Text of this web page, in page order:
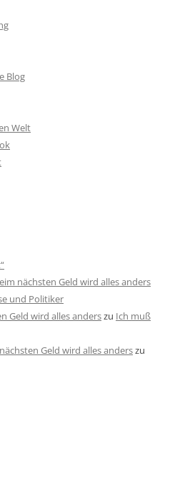
Blog
Welt
nächsten Geld wird alles anders
und Politiker
Geld wird alles anderszu Ich muß
Geld wird alles anderszu